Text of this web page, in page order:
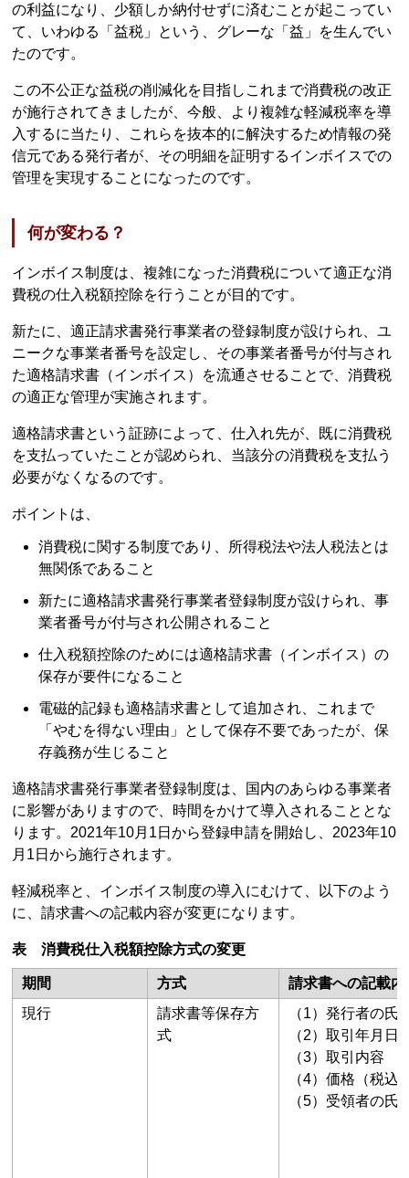
の利益になり、少額しか納付せずに済むことが起こってい
て、いわゆる「益税」という、グレーな「益」を生んでい
たのです。
この不公正な益税の削減化を目指しこれまで消費税の改正
が施行されてきましたが、今般、より複雑な軽減税率を導
入するに当たり、これらを抜本的に解決するため情報の発
信元である発行者が、その明細を証明するインボイスでの
管理を実現することになったのです。
何が変わる？
インボイス制度は、複雑になった消費税について適正な消
費税の仕入税額控除を行うことが目的です。
新たに、適正請求書発行事業者の登録制度が設けられ、ユ
ニークな事業者番号を設定し、その事業者番号が付与され
た適格請求書（インボイス）を流通させることで、消費税
の適正な管理が実施されます。
適格請求書という証跡によって、仕入れ先が、既に消費税
を支払っていたことが認められ、当該分の消費税を支払う
必要がなくなるのです。
ポイントは、
消費税に関する制度であり、所得税法や法人税法とは
無関係であること
新たに適格請求書発行事業者登録制度が設けられ、事
業者番号が付与され公開されること
仕入税額控除のためには適格請求書（インボイス）の
保存が要件になること
電磁的記録も適格請求書として追加され、これまで
「やむを得ない理由」として保存不要であったが、保
存義務が生じること
適格請求書発行事業者登録制度は、国内のあらゆる事業者
に影響がありますので、時間をかけて導入されることとな
ります。2021年10月1日から登録申請を開始し、2023年10
月1日から施行されます。
軽減税率と、インボイス制度の導入にむけて、以下のよう
に、請求書への記載内容が変更になります。
表 消費税仕入税額控除方式の変更
期間 方式
請求書への記載内
現行
請求書等保存方
式
（1）発行者の氏
（2）取引年月日
（3）取引内容
（4）価格（税込
（5）受領者の氏